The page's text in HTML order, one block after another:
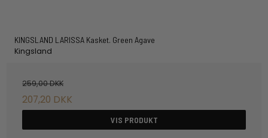
KINGSLAND LARISSA Kasket. Green Agave
Kingsland
259,00 DKK
207,20 DKK
VIS PRODUKT